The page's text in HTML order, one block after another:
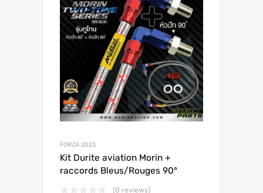
FORZA 2023
Kit Durite aviation Morin +
raccords Bleus/Rouges 90°
(0 reviews)